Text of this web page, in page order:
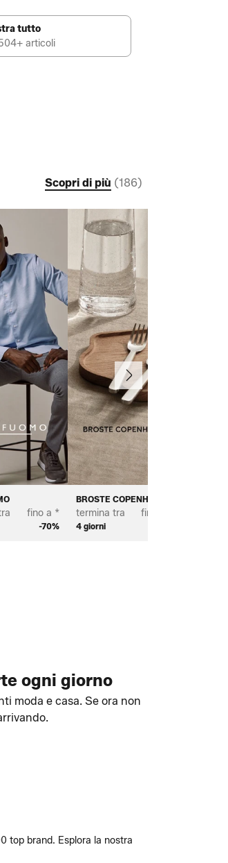
tutto
articoli
Scopri di più (186)
fino a *
-70%
BROSTE COPENHAGEN
termina tra
4 giorni
fino a *
Avanti
ogni giorno
moda e casa. Se ora non
top brand. Esplora la nostra